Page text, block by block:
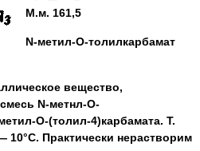
М.м. 161,5
N-метил-О-толилкарбамат
вещество,
N-метнл-О-
О-(толил-4)карбамата. Т.
10°С. Практически нерастворим